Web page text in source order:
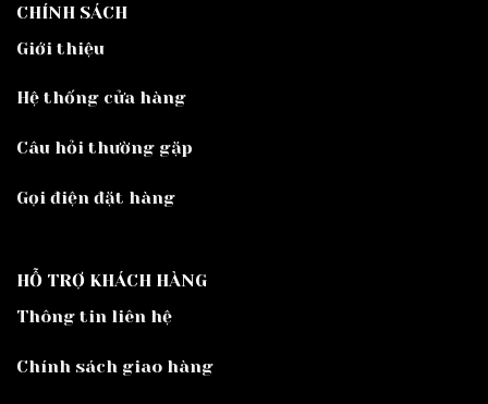
CHÍNH SÁCH
Giới thiệu
Hệ thống cửa hàng
Câu hỏi thường gặp
Gọi điện đặt hàng
HỖ TRỢ KHÁCH HÀNG
Thông tin liên hệ
Chính sách giao hàng